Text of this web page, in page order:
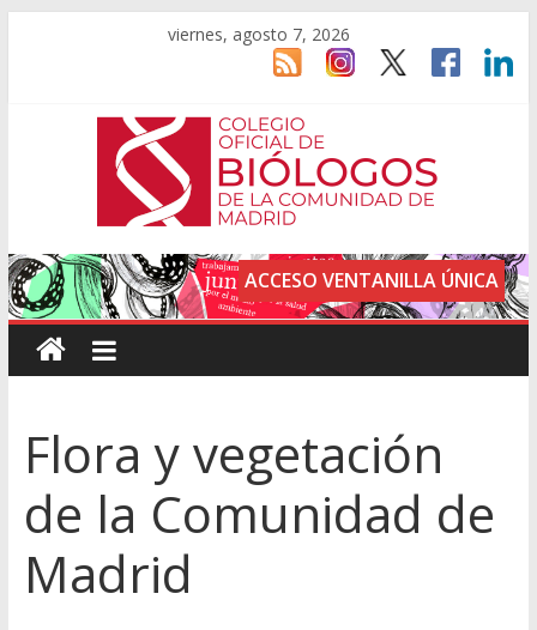
viernes, agosto 7, 2026
ACCESO VENTANILLA ÚNICA
Flora y vegetación
de la Comunidad de
Madrid